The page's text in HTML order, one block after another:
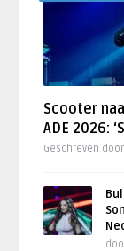
Scooter
ADE 2026:
Geschreven